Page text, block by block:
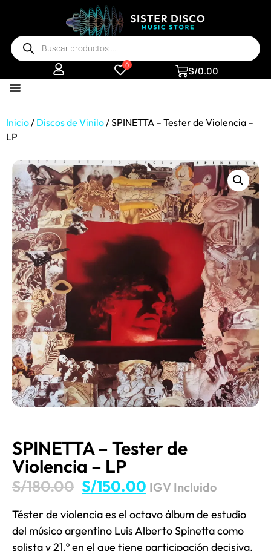
0 S/0.00
Inicio/ Discos de Vinilo/ SPINETTA – Tester de Violencia –
LP
SPINETTA – Tester de
Violencia – LP
S/180.00 S/150.00 IGV Incluido
Téster de violencia​ es el octavo álbum de estudio
del músico argentino Luis Alberto Spinetta como
solista y 21.º en el que tiene participación decisiva,